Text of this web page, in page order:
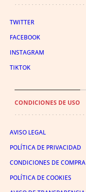
TWITTER
FACEBOOK
INSTAGRAM
TIKTOK
CONDICIONES DE USO
AVISO LEGAL
POLÍTICA DE PRIVACIDAD
CONDICIONES DE COMPRA
POLÍTICA DE COOKIES